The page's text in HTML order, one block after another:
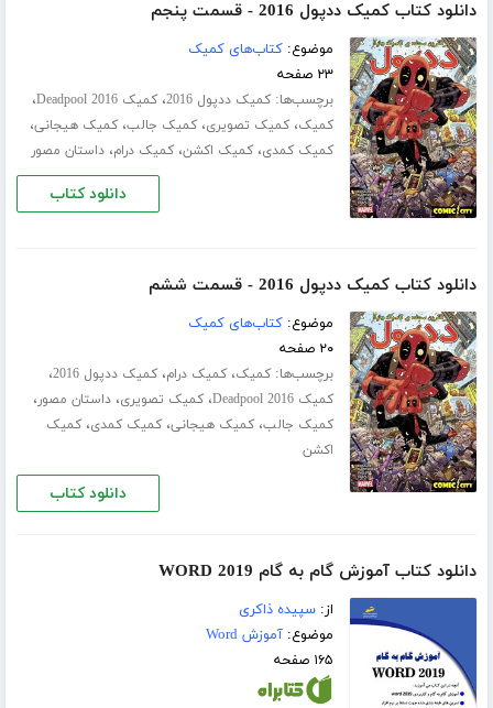
دانلود کتاب کمیک ددپول 2016 - قسمت پنجم
موضوع:کتاب‌های کمیک
۲۳ صفحه
برچسب‌ها:کمیک ددپول 2016 ،کمیک Deadpool 2016 ،
کمیک،کمیک تصویری،کمیک جالب،کمیک هیجانی،
کمیک کمدی،کمیک اکشن،کمیک درام،داستان مصور
دانلود کتاب
دانلود کتاب کمیک ددپول 2016 - قسمت ششم
موضوع:کتاب‌های کمیک
۲۰ صفحه
برچسب‌ها:کمیک،کمیک درام،کمیک ددپول 2016 ،
کمیک Deadpool 2016 ،کمیک تصویری،داستان مصور،
کمیک جالب،کمیک هیجانی،کمیک کمدی،کمیک
اکشن
دانلود کتاب
دانلود کتاب آموزش گام به گام WORD 2019
از:سپیده ذاکری
موضوع:آموزش Word
۱۶۵ صفحه